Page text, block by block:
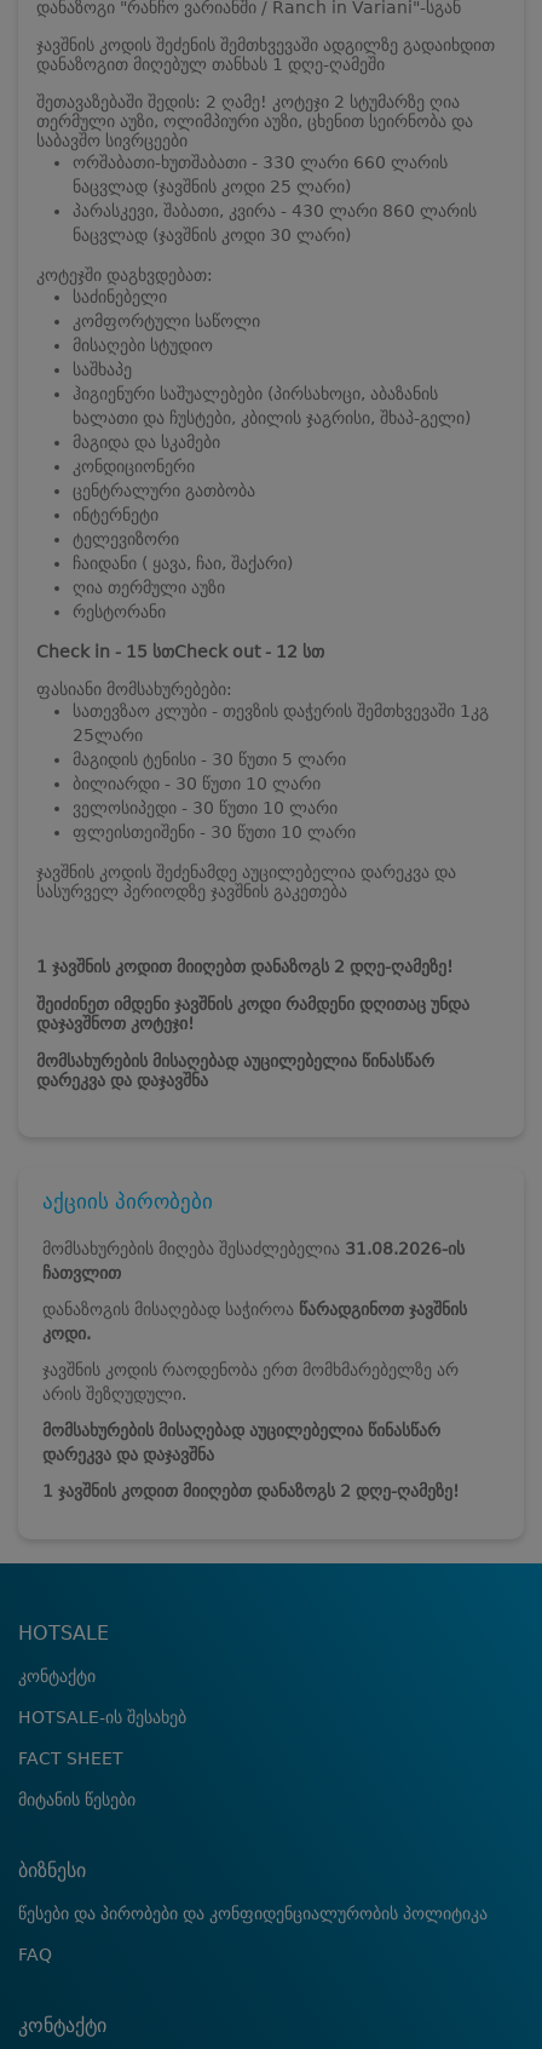
დანაზოგი "რანჩო ვარიანში / Ranch in Variani"-სგან
ჯავშნის კოდის შეძენის შემთხვევაში ადგილზე გადაიხდით
დანაზოგით მიღებულ თანხას 1 დღე-ღამეში
შეთავაზებაში შედის: 2 ღამე! კოტეჯი 2 სტუმარზე ღია
თერმული აუზი, ოლიმპიური აუზი, ცხენით სეირნობა და
საბავშო სივრცეები
ორშაბათი-ხუთშაბათი - 330 ლარი 660 ლარის
ნაცვლად (ჯავშნის კოდი 25 ლარი)
პარასკევი, შაბათი, კვირა - 430 ლარი 860 ლარის
ნაცვლად (ჯავშნის კოდი 30 ლარი)
კოტეჯში დაგხვდებათ:
საძინებელი
კომფორტული საწოლი
მისაღები სტუდიო
საშხაპე
ჰიგიენური საშუალებები (პირსახოცი, აბაზანის
ხალათი და ჩუსტები, კბილის ჯაგრისი, შხაპ-გელი)
მაგიდა და სკამები
კონდიციონერი
ცენტრალური გათბობა
ინტერნეტი
ტელევიზორი
ჩაიდანი ( ყავა, ჩაი, შაქარი)
ღია თერმული აუზი
რესტორანი
Check in - 15 სთCheck out - 12 სთ
ფასიანი მომსახურებები:
სათევზაო კლუბი - თევზის დაჭერის შემთხვევაში 1კგ
25ლარი
მაგიდის ტენისი - 30 წუთი 5 ლარი
ბილიარდი - 30 წუთი 10 ლარი
ველოსიპედი - 30 წუთი 10 ლარი
ფლეისთეიშენი - 30 წუთი 10 ლარი
ჯავშნის კოდის შეძენამდე აუცილებელია დარეკვა და
სასურველ პერიოდზე ჯავშნის გაკეთება
1 ჯავშნის კოდით მიიღებთ დანაზოგს 2 დღე-ღამეზე!
შეიძინეთ იმდენი ჯავშნის კოდი რამდენი დღითაც უნდა
დაჯავშნოთ კოტეჯი!
მომსახურების მისაღებად აუცილებელია წინასწარ
დარეკვა და დაჯავშნა
აქციის პირობები
მომსახურების მიღება შესაძლებელია 31.08.2026-ის
ჩათვლით
დანაზოგის მისაღებად საჭიროა წარადგინოთ ჯავშნის
კოდი.
ჯავშნის კოდის რაოდენობა ერთ მომხმარებელზე არ
არის შეზღუდული.
მომსახურების მისაღებად აუცილებელია წინასწარ
დარეკვა და დაჯავშნა
1 ჯავშნის კოდით მიიღებთ დანაზოგს 2 დღე-ღამეზე!
HOTSALE
კონტაქტი
HOTSALE-ის შესახებ
FACT SHEET
მიტანის წესები
ბიზნესი
წესები და პირობები და კონფიდენციალურობის პოლიტიკა
FAQ
კონტაქტი